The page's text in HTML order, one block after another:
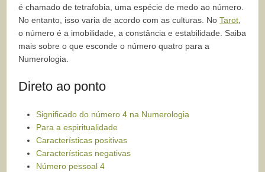
é chamado de tetrafobia, uma espécie de medo ao número.
No entanto, isso varia de acordo com as culturas. NoTarot,
o número é a imobilidade, a constância e estabilidade. Saiba
mais sobre o que esconde o número quatro para a
Numerologia.
Direto ao ponto
Significado do número 4 na Numerologia
Para a espiritualidade
Características positivas
Características negativas
Número pessoal 4